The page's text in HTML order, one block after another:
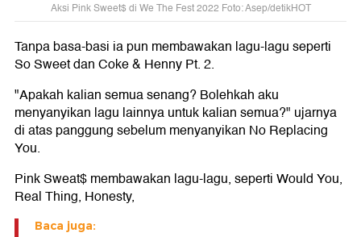
Aksi Pink Sweet$ di We The Fest 2022 Foto: Asep/detikHOT
Tanpa basa-basi ia pun membawakan lagu-lagu seperti
So Sweet dan Coke & Henny Pt. 2.
"Apakah kalian semua senang? Bolehkah aku
menyanyikan lagu lainnya untuk kalian semua?" ujarnya
di atas panggung sebelum menyanyikan No Replacing
You.
Pink Sweat$ membawakan lagu-lagu, seperti Would You,
Real Thing, Honesty,
Baca juga: